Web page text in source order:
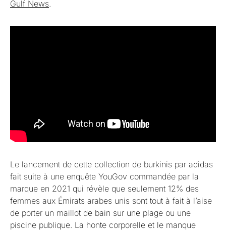
Gulf News.
Le lancement de cette collection de burkinis par adidas
fait suite à une enquête YouGov commandée par la
marque en 2021 qui révèle que seulement 12% des
femmes aux Émirats arabes unis sont tout à fait à l’aise
de porter un maillot de bain sur une plage ou une
piscine publique. La honte corporelle et le manque